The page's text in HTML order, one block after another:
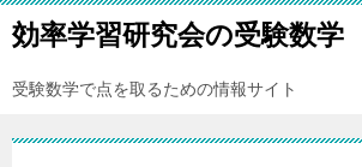
効率学習研究会の受験数学
受験数学で点を取るための情報サイト